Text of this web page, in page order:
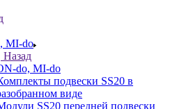
MI-do
Назад
do, MI-do
подвески SS20 в
виде
SS20 передней подвески